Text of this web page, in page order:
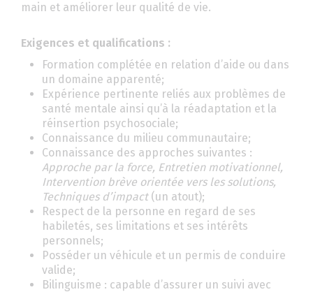
main et améliorer leur qualité de vie.
Exigences et qualifications :
Formation complétée en relation d’aide ou dans
un domaine apparenté;
Expérience pertinente reliés aux problèmes de
santé mentale ainsi qu’à la réadaptation et la
réinsertion psychosociale;
Connaissance du milieu communautaire;
Connaissance des approches suivantes :
Approche par la force, Entretien motivationnel,
Intervention brève orientée vers les solutions,
Techniques d’impact(un atout);
Respect de la personne en regard de ses
habiletés, ses limitations et ses intérêts
personnels;
Posséder un véhicule et un permis de conduire
valide;
Bilinguisme : capable d’assurer un suivi avec